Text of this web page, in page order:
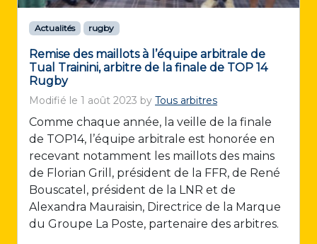
Actualités rugby
Remise des maillots à l’équipe arbitrale de
Tual Trainini, arbitre de la finale de TOP 14
Rugby
Modifié le 1 août 2023 by Tous arbitres
Comme chaque année, la veille de la finale
de TOP14, l’équipe arbitrale est honorée en
recevant notamment les maillots des mains
de Florian Grill, président de la FFR, de René
Bouscatel, président de la LNR et de
Alexandra Mauraisin, Directrice de la Marque
du Groupe La Poste, partenaire des arbitres.